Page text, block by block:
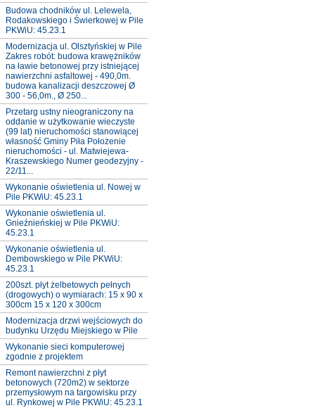
Budowa chodników ul. Lelewela,
Rodakowskiego i Świerkowej w Pile
PKWiU: 45.23.1
Modernizacja ul. Olsztyńskiej w Pile
Zakres robót: budowa krawężników
na ławie betonowej przy istniejącej
nawierzchni asfaltowej - 490,0m.
budowa kanalizacji deszczowej Ø
300 - 56,0m., Ø 250...
Przetarg ustny nieograniczony na
oddanie w użytkowanie wieczyste
(99 lat) nieruchomości stanowiącej
własność Gminy Piła Położenie
nieruchomości - ul. Matwiejewa-
Kraszewskiego Numer geodezyjny -
22/11...
Wykonanie oświetlenia ul. Nowej w
Pile PKWiU: 45.23.1
Wykonanie oświetlenia ul.
Gnieźnieńskiej w Pile PKWiU:
45.23.1
Wykonanie oświetlenia ul.
Dembowskiego w Pile PKWiU:
45.23.1
200szt. płyt żelbetowych pełnych
(drogowych) o wymiarach: 15 x 90 x
300cm 15 x 120 x 300cm
Modernizacja drzwi wejściowych do
budynku Urzędu Miejskiego w Pile
Wykonanie sieci komputerowej
zgodnie z projektem
Remont nawierzchni z płyt
betonowych (720m2) w sektorze
przemysłowym na targowisku przy
ul. Rynkowej w Pile PKWiU: 45.23.1